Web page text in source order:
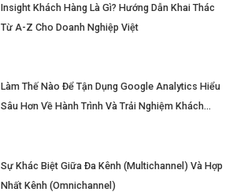
Insight Khách Hàng Là Gì? Hướng Dẫn Khai Thác
Từ A-Z Cho Doanh Nghiệp Việt
Làm Thế Nào Để Tận Dụng Google Analytics Hiểu
Sâu Hơn Về Hành Trình Và Trải Nghiệm Khách
Sự Khác Biệt Giữa Đa Kênh (Multichannel) Và Hợp
Nhất Kênh (Omnichannel)